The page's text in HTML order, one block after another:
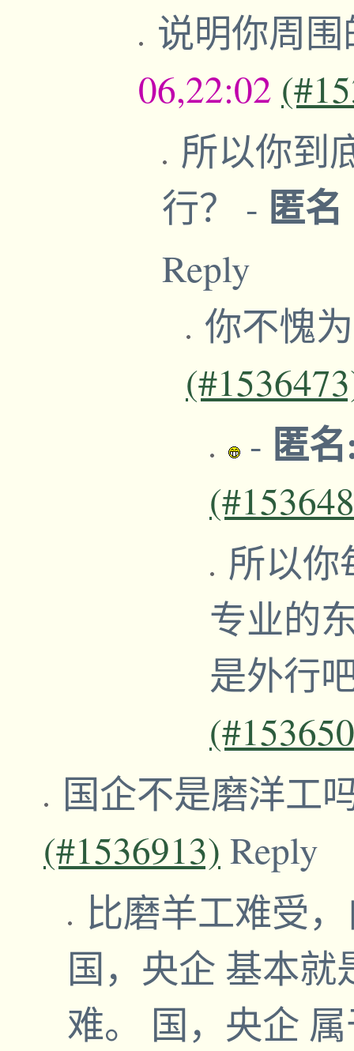
说明你周
06,22:02
所以你到
行？ - 匿名
Reply
你不愧
- 匿
所以你
专业的
是外行
国企不是磨洋工
(#1536913) Reply
比磨羊工难受
国，央企 基本
难。 国，央企